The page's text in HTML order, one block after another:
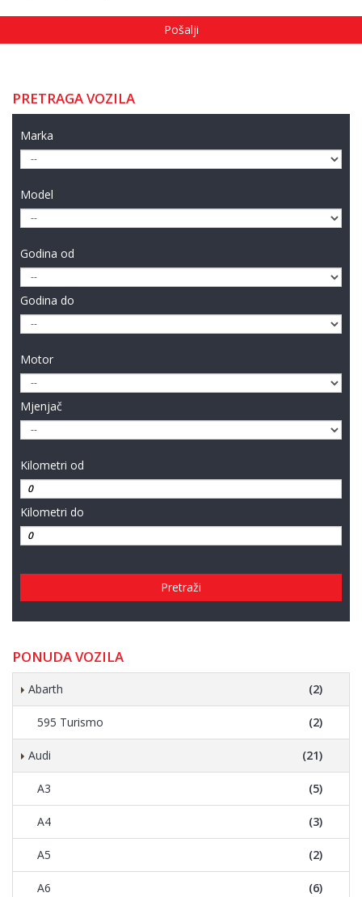
PRETRAGA VOZILA
Marka
Model
Godina od
Godina do
Motor
Mjenjač
Kilometri od
Kilometri do
Pretraži
PONUDA VOZILA
Abarth (2)
595 Turismo (2)
Audi (21)
A3 (5)
A4 (3)
A5 (2)
A6 (6)